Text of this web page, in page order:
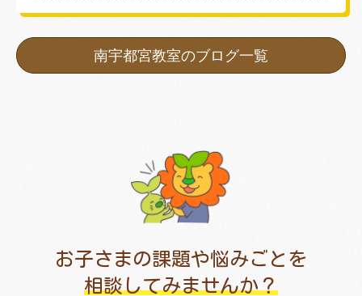
南宇都宮教室のブログ一覧
お子さまの課題や悩みごとを
相談してみませんか？